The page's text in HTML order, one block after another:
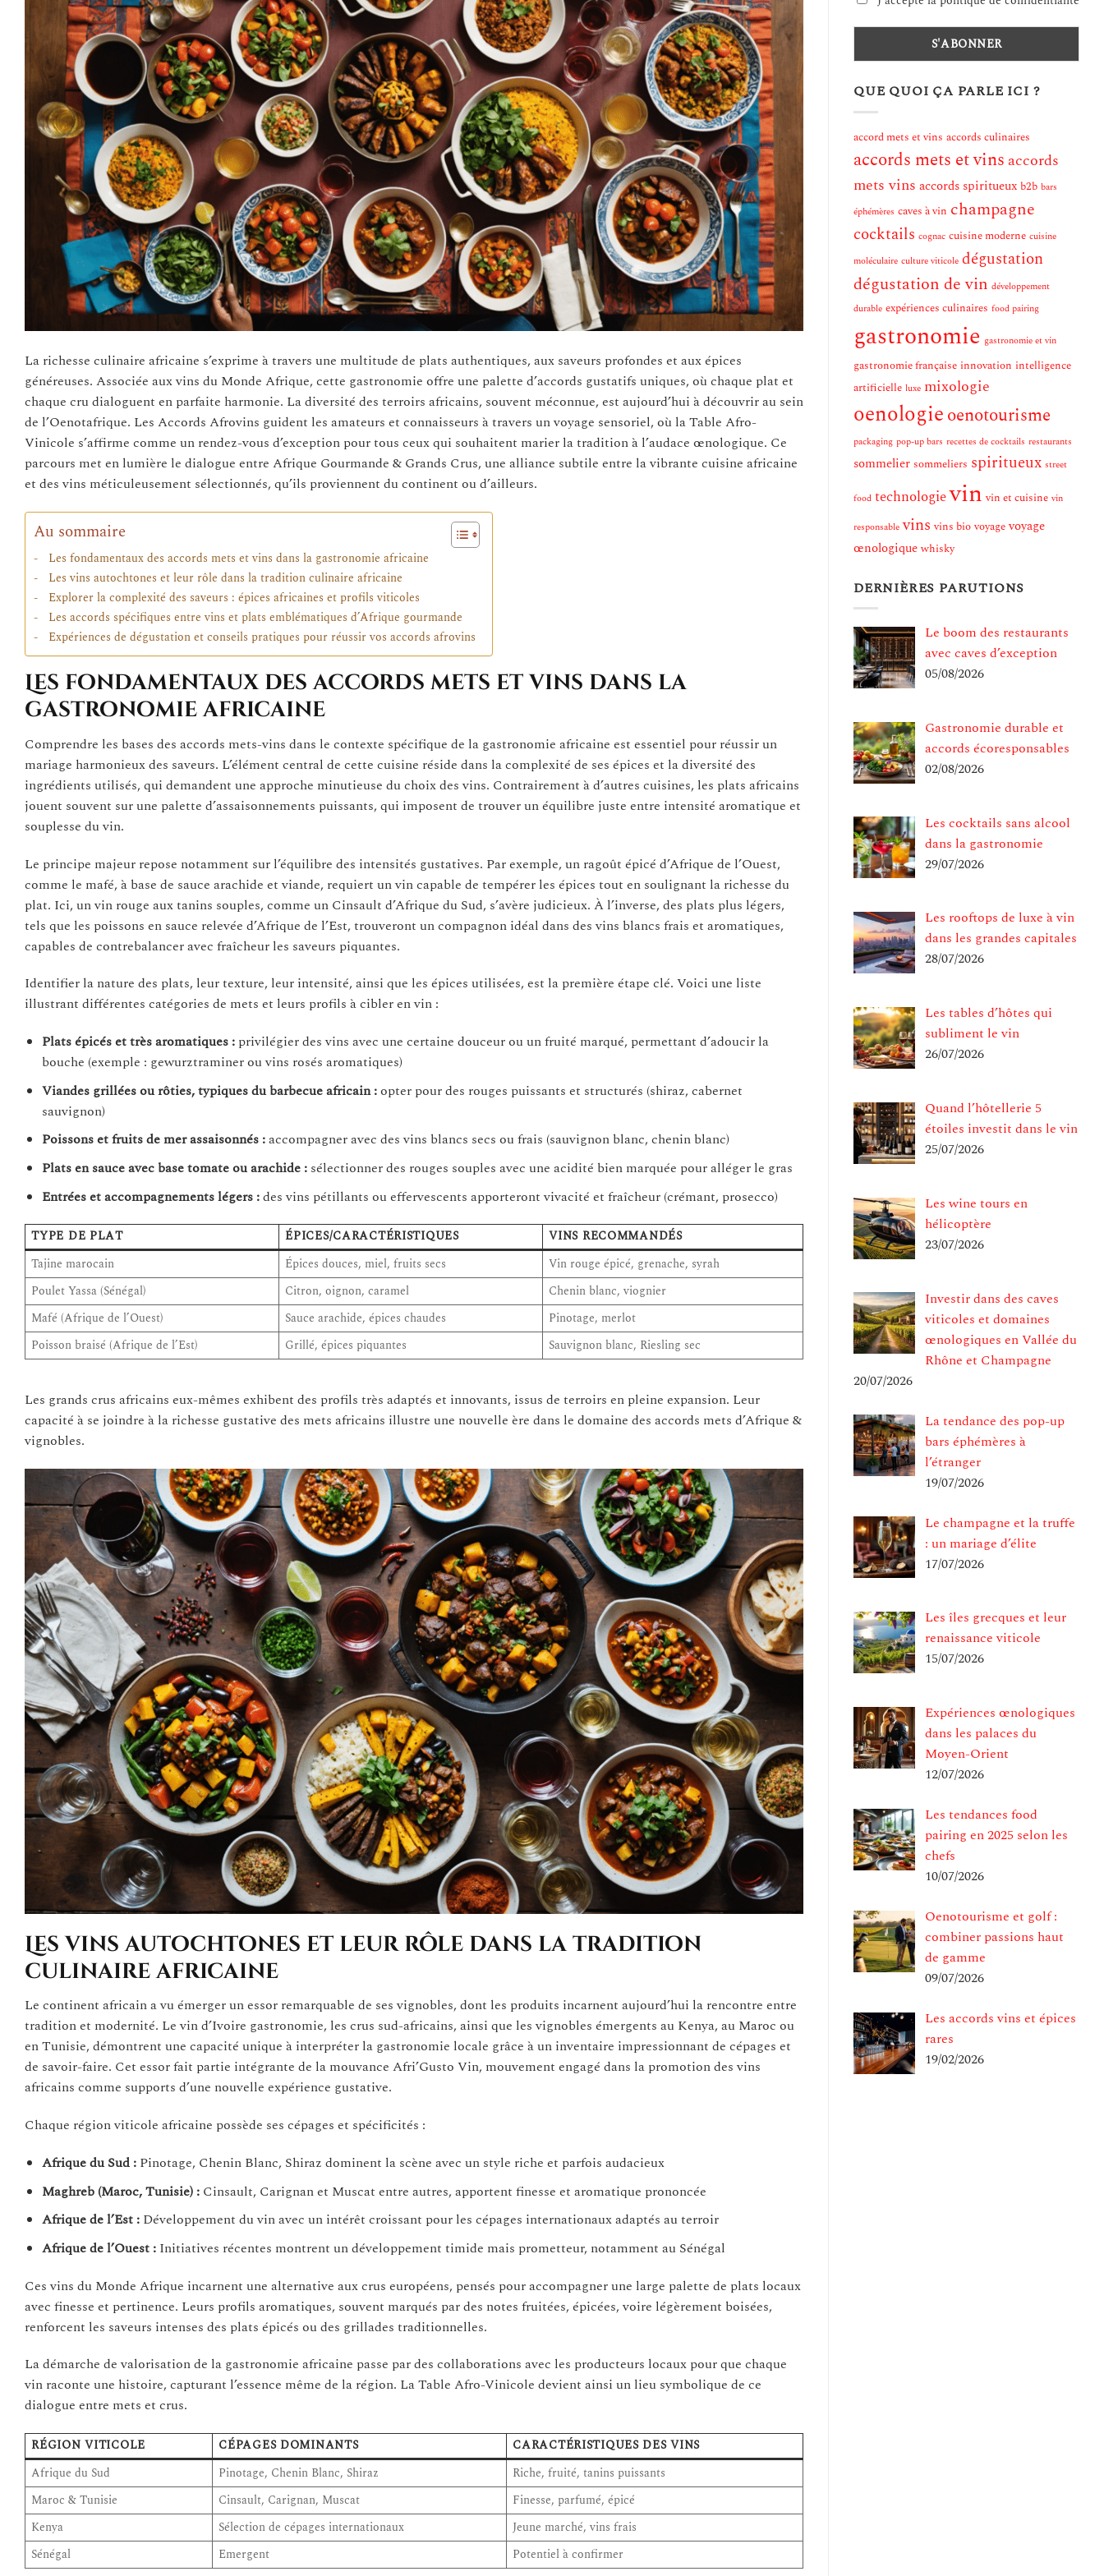
La richesse culinaire africaine s’exprime à travers une multitude de plats authentiques, aux saveurs profondes et aux épices
généreuses. Associée aux vins du Monde Afrique, cette gastronomie offre une palette d’accords gustatifs uniques, où chaque plat et
chaque cru dialoguent en parfaite harmonie. La diversité des terroirs africains, souvent méconnue, est aujourd’hui à découvrir au sein
de l’Oenotafrique. Les Accords Afrovins guident les amateurs et connaisseurs à travers un voyage sensoriel, où la Table Afro-
Vinicole s’affirme comme un rendez-vous d’exception pour tous ceux qui souhaitent marier la tradition à l’audace œnologique. Ce
parcours met en lumière le dialogue entre Afrique Gourmande & Grands Crus, une alliance subtile entre la vibrante cuisine africaine
et des vins méticuleusement sélectionnés, qu’ils proviennent du continent ou d’ailleurs.
Au sommaire
Les fondamentaux des accords mets et vins dans la gastronomie africaine
Les vins autochtones et leur rôle dans la tradition culinaire africaine
Explorer la complexité des saveurs : épices africaines et profils viticoles
Les accords spécifiques entre vins et plats emblématiques d’Afrique gourmande
Expériences de dégustation et conseils pratiques pour réussir vos accords afrovins
Les fondamentaux des accords mets et vins dans la
gastronomie africaine
Comprendre les bases des accords mets-vins dans le contexte spécifique de la gastronomie africaine est essentiel pour réussir un
mariage harmonieux des saveurs. L’élément central de cette cuisine réside dans la complexité de ses épices et la diversité des
ingrédients utilisés, qui demandent une approche minutieuse du choix des vins. Contrairement à d’autres cuisines, les plats africains
jouent souvent sur une palette d’assaisonnements puissants, qui imposent de trouver un équilibre juste entre intensité aromatique et
souplesse du vin.
Le principe majeur repose notamment sur l’équilibre des intensités gustatives. Par exemple, un ragoût épicé d’Afrique de l’Ouest,
comme le mafé, à base de sauce arachide et viande, requiert un vin capable de tempérer les épices tout en soulignant la richesse du
plat. Ici, un vin rouge aux tanins souples, comme un Cinsault d’Afrique du Sud, s’avère judicieux. À l’inverse, des plats plus légers,
tels que les poissons en sauce relevée d’Afrique de l’Est, trouveront un compagnon idéal dans des vins blancs frais et aromatiques,
capables de contrebalancer avec fraîcheur les saveurs piquantes.
Identifier la nature des plats, leur texture, leur intensité, ainsi que les épices utilisées, est la première étape clé. Voici une liste
illustrant différentes catégories de mets et leurs profils à cibler en vin :
Plats épicés et très aromatiques :privilégier des vins avec une certaine douceur ou un fruité marqué, permettant d’adoucir la
bouche (exemple : gewurztraminer ou vins rosés aromatiques)
Viandes grillées ou rôties, typiques du barbecue africain :opter pour des rouges puissants et structurés (shiraz, cabernet
sauvignon)
Poissons et fruits de mer assaisonnés :accompagner avec des vins blancs secs ou frais (sauvignon blanc, chenin blanc)
Plats en sauce avec base tomate ou arachide :sélectionner des rouges souples avec une acidité bien marquée pour alléger le gras
Entrées et accompagnements légers :des vins pétillants ou effervescents apporteront vivacité et fraîcheur (crémant, prosecco)
TYPE DE PLAT ÉPICES/CARACTÉRISTIQUES
VINS RECOMMANDÉS
Tajine marocain
Épices douces, miel, fruits secs
Vin rouge épicé, grenache, syrah
Poulet Yassa (Sénégal)
Citron, oignon, caramel
Chenin blanc, viognier
Mafé (Afrique de l’Ouest)
Sauce arachide, épices chaudes
Pinotage, merlot
Poisson braisé (Afrique de l’Est)
Grillé, épices piquantes Sauvignon blanc, Riesling sec
Les grands crus africains eux-mêmes exhibent des profils très adaptés et innovants, issus de terroirs en pleine expansion. Leur
capacité à se joindre à la richesse gustative des mets africains illustre une nouvelle ère dans le domaine des accords mets d’Afrique &
vignobles.
Les vins autochtones et leur rôle dans la tradition
culinaire africaine
Le continent africain a vu émerger un essor remarquable de ses vignobles, dont les produits incarnent aujourd’hui la rencontre entre
tradition et modernité. Le vin d’Ivoire gastronomie, les crus sud-africains, ainsi que les vignobles émergents au Kenya, au Maroc ou
en Tunisie, démontrent une capacité unique à interpréter la gastronomie locale grâce à un inventaire impressionnant de cépages et
de savoir-faire. Cet essor fait partie intégrante de la mouvance Afri’Gusto Vin, mouvement engagé dans la promotion des vins
africains comme supports d’une nouvelle expérience gustative.
Chaque région viticole africaine possède ses cépages et spécificités :
Afrique du Sud :Pinotage, Chenin Blanc, Shiraz dominent la scène avec un style riche et parfois audacieux
Maghreb (Maroc, Tunisie) :Cinsault, Carignan et Muscat entre autres, apportent finesse et aromatique prononcée
Afrique de l’Est :Développement du vin avec un intérêt croissant pour les cépages internationaux adaptés au terroir
Afrique de l’Ouest :Initiatives récentes montrent un développement timide mais prometteur, notamment au Sénégal
Ces vins du Monde Afrique incarnent une alternative aux crus européens, pensés pour accompagner une large palette de plats locaux
avec finesse et pertinence. Leurs profils aromatiques, souvent marqués par des notes fruitées, épicées, voire légèrement boisées,
renforcent les saveurs intenses des plats épicés ou des grillades traditionnelles.
La démarche de valorisation de la gastronomie africaine passe par des collaborations avec les producteurs locaux pour que chaque
vin raconte une histoire, capturant l’essence même de la région. La Table Afro-Vinicole devient ainsi un lieu symbolique de ce
dialogue entre mets et crus.
RÉGION VITICOLE CÉPAGES DOMINANTS
CARACTÉRISTIQUES DES VINS
Afrique du Sud
Pinotage, Chenin Blanc, Shiraz
Riche, fruité, tanins puissants
Maroc & Tunisie
Cinsault, Carignan, Muscat
Finesse, parfumé, épicé
Kenya
Sélection de cépages internationaux
Jeune marché, vins frais
Sénégal
Emergent Potentiel à confirmer
QUE QUOI ÇA PARLE ICI ?
accord mets et vins accords culinaires
accords mets et vins accords
mets vins accords spiritueux b2b bars
éphémères caves à vin champagne
cocktails cognac cuisine moderne cuisine
moléculaire culture viticole dégustation
dégustation de vin développement
durable expériences culinaires food pairing
gastronomie gastronomie et vin
gastronomie française innovation intelligence
artificielle luxe mixologie
oenologieoenotourisme
packaging pop-up bars recettes de cocktails restaurants
sommelier sommeliers spiritueux street
food technologievin vin et cuisine vin
responsable vins vins bio voyage voyage
œnologique whisky
DERNIÈRES PARUTIONS
Le boom des restaurants
avec caves d’exception
05/08/2026
Gastronomie durable et
accords écoresponsables
02/08/2026
Les cocktails sans alcool
dans la gastronomie
29/07/2026
Les rooftops de luxe à vin
dans les grandes capitales
28/07/2026
Les tables d’hôtes qui
subliment le vin
26/07/2026
Quand l’hôtellerie 5
étoiles investit dans le vin
25/07/2026
Les wine tours en
hélicoptère
23/07/2026
Investir dans des caves
viticoles et domaines
œnologiques en Vallée du
Rhône et Champagne
20/07/2026
La tendance des pop-up
bars éphémères à
l’étranger
19/07/2026
Le champagne et la truffe
: un mariage d’élite
17/07/2026
Les îles grecques et leur
renaissance viticole
15/07/2026
Expériences œnologiques
dans les palaces du
Moyen-Orient
12/07/2026
Les tendances food
pairing en 2025 selon les
chefs
10/07/2026
Oenotourisme et golf :
combiner passions haut
de gamme
09/07/2026
Les accords vins et épices
rares
19/02/2026